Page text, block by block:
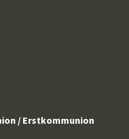
/ Erstkommunion